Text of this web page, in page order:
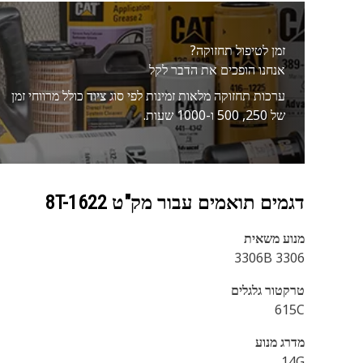
זמן לטיפול תחזוקה?
אנחנו הופכים את הדבר לקל
ערכות תחזוקה מלאות זמינות לפי סוג ציוד כולל מרווחי זמן
של 250, 500 ו-1000 שעות.
דגמים תואמים עבור מק"ט 8T-1622
מנוע משאית
3306 3306B
טרקטור גלגלים
615C
מדרג מנוע